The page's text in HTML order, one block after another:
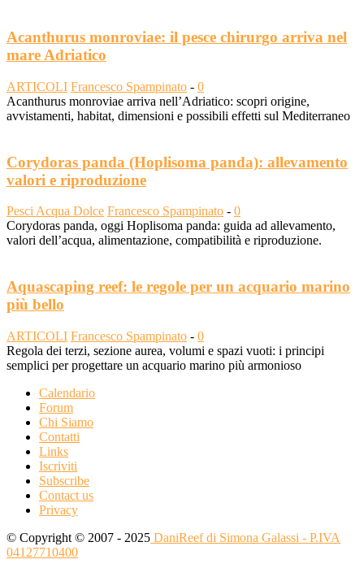
Acanthurus monroviae: il pesce chirurgo arriva nel
mare Adriatico
ARTICOLI Francesco Spampinato - 0
Acanthurus monroviae arriva nell’Adriatico: scopri origine,
avvistamenti, habitat, dimensioni e possibili effetti sul Mediterraneo
Corydoras panda (Hoplisoma panda): allevamento
valori e riproduzione
Pesci Acqua Dolce Francesco Spampinato - 0
Corydoras panda, oggi Hoplisoma panda: guida ad allevamento,
valori dell’acqua, alimentazione, compatibilità e riproduzione.
Aquascaping reef: le regole per un acquario marino
più bello
ARTICOLI Francesco Spampinato - 0
Regola dei terzi, sezione aurea, volumi e spazi vuoti: i principi
semplici per progettare un acquario marino più armonioso
Calendario
Forum
Chi Siamo
Contatti
Links
Iscriviti
Subscribe
Contact us
Privacy
© Copyright © 2007 - 2025 DaniReef di Simona Galassi - P.IVA
04127710400